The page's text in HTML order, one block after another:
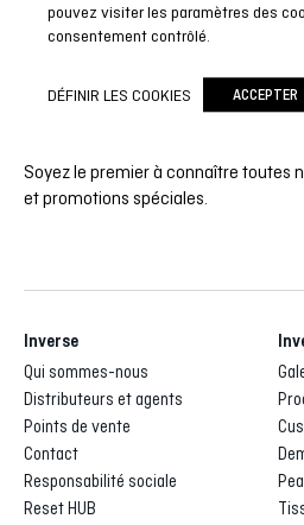
Soyez le premier à connaître toutes
et promotions spéciales.
Inverse
Qui sommes-nous
Distributeurs et agents
Points de vente
Contact
Responsabilité sociale
Reset HUB
pouvez visiter les paramètres des
consentement contrôlé.
DÉFINIR LES COOKIES ACCEPTER